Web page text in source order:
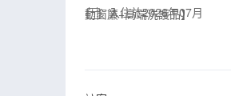
動窗簾+高端洗護品】
入住於2026年07月